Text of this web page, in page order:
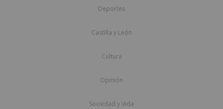
Deportes
Castilla y León
Cultura
Opinión
Sociedad y Vida